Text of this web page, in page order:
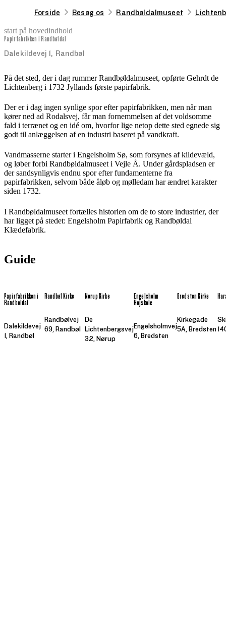
Forside Besøg os Randbøldalmuseet
start på hovedindhold
Papirfabrikken i Randbøldal
Dalekildevej 1, Randbøl
senest opdateret 25. august 2025
På det sted, der i dag rummer Randbøldalmuseet, opførte Gehrdt de
Lichtenberg i 1732 Jyllands første papirfabrik.
Der er i dag ingen synlige spor efter papirfabrikken, men når man
kører ned ad Rodalsvej, får man fornemmelsen af det voldsomme
fald i terrænet og en idé om, hvorfor lige netop dette sted egnede sig
godt til anlæggelsen af en industri baseret på vandkraft.
Vandmasserne starter i Engelsholm Sø, som forsynes af kildevæld,
og løber forbi Randbøldalmuseet i Vejle Å. Under gårdspladsen er
der sandsynligvis endnu spor efter fundamenterne fra
papirfabrikken, selvom både åløb og mølledam har ændret karakter
siden 1732.
I Randbøldalmuseet fortælles historien om de to store industrier, der
har ligget på stedet: Engelsholm Papirfabrik og Randbøldal
Klædefabrik.
Guide
Papirfabrikken i
Randbøldal
Dalekildevej
1, Randbøl
Randbøl Kirke
Randbølvej
69, Randbøl
Nørup Kirke
De
Lichtenbergsvej
32, Nørup
Engelsholm
Højskole
Engelsholmvej
6, Bredsten
Bredsten Kirke
Kirkegade
5A, Bredsten